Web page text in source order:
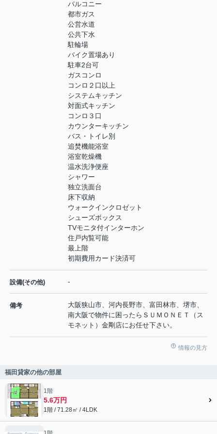
バルコニー
都市ガス
公営水道
公共下水
駐輪場
バイク置場あり
駐車2台可
ガスコンロ
コンロ２口以上
システムキッチン
対面式キッチン
コンロ３口
カウンターキッチン
バス・トイレ別
追焚機能浴室
浴室乾燥機
温水洗浄便座
シャワー
独立洗面台
床下収納
ウォークインクロゼット
シューズボックス
TVモニタ付インターホン
住戸内覧可能
最上階
初期費用カード決済可
設備(その他) -
備考
大阪狭山市、河内長野市、富田林市、堺市、
南大阪で物件に困ったらＳＵＭＯＮＥＴ（ス
モネット）金剛店にお任せ下さい。
情報の見方
福田貸家の他の部屋
1階
5.6万円
1階 / 71.28㎡ / 4LDK